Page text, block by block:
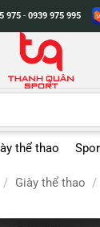
975 - 0939 975 995
thể thao
/ Giày thể thao /